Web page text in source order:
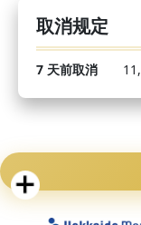
取消规定
7 天前取消